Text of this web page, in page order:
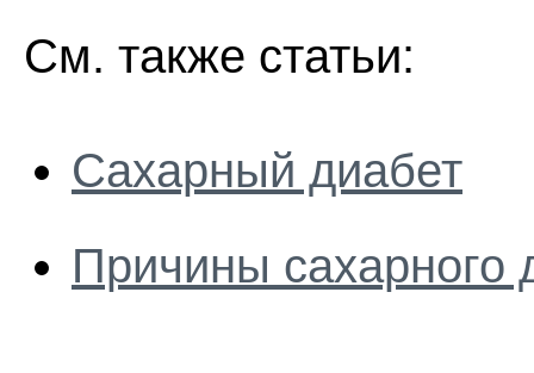
См. также статьи:
Сахарный диабет
Причины сахарного